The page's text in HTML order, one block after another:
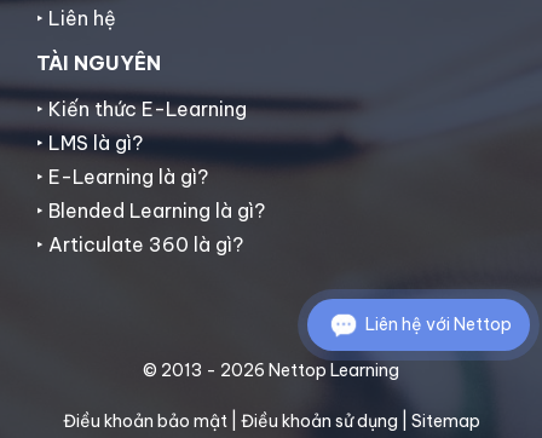
‣ Liên hệ
TÀI NGUYÊN
‣ Kiến thức E-Learning
‣ LMS là gì?
‣ E-Learning là gì?
‣ Blended Learning là gì?
‣ Articulate 360 là gì?
© 2013 - 2026 Nettop Learning
Điều khoản bảo mật| Điều khoản sử dụng Sitemap
Liên hệ với Nettop